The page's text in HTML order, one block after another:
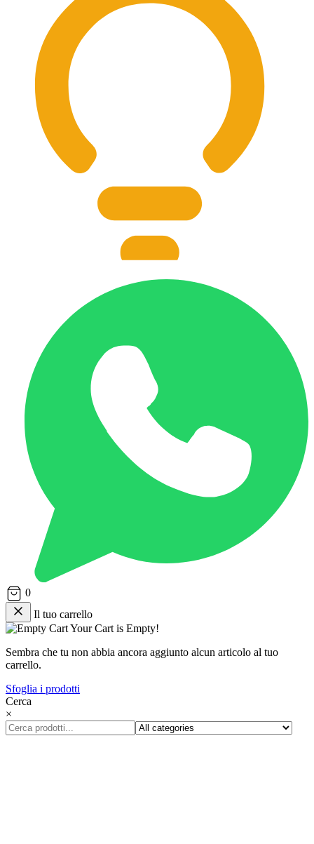
0
Il tuo carrello
Your Cart is Empty!
Sembra che tu non abbia ancora aggiunto alcun articolo al tuo
carrello.
Sfoglia i prodotti
Cerca
×